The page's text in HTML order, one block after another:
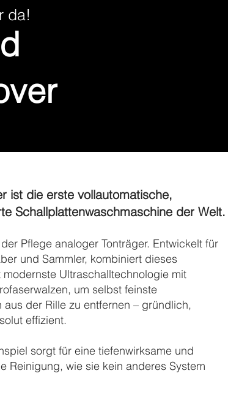
da!
ist die erste vollautomatische,
Schallplattenwaschmaschine der Welt.
Pflege analoger Tonträger. Entwickelt für
und Sammler, kombiniert dieses
Ultraschalltechnologie mit
um selbst feinste
aus der Rille zu entfernen – gründlich,
effizient.
sorgt für eine tiefenwirksame und
Reinigung, wie sie kein anderes System